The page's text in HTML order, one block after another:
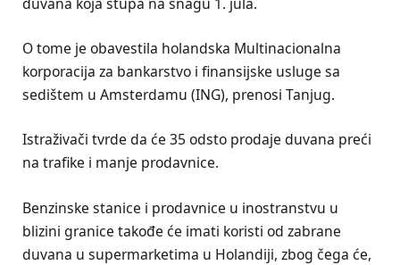
O tome je obavestila holandska Multinacionalna
korporacija za bankarstvo i finansijske usluge sa
sedištem u Amsterdamu (ING), prenosi Tanjug.
Istraživači tvrde da će 35 odsto prodaje duvana preći
na trafike i manje prodavnice.
Benzinske stanice i prodavnice u inostranstvu u
blizini granice takođe će imati koristi od zabrane
duvana u supermarketima u Holandiji, zbog čega će,